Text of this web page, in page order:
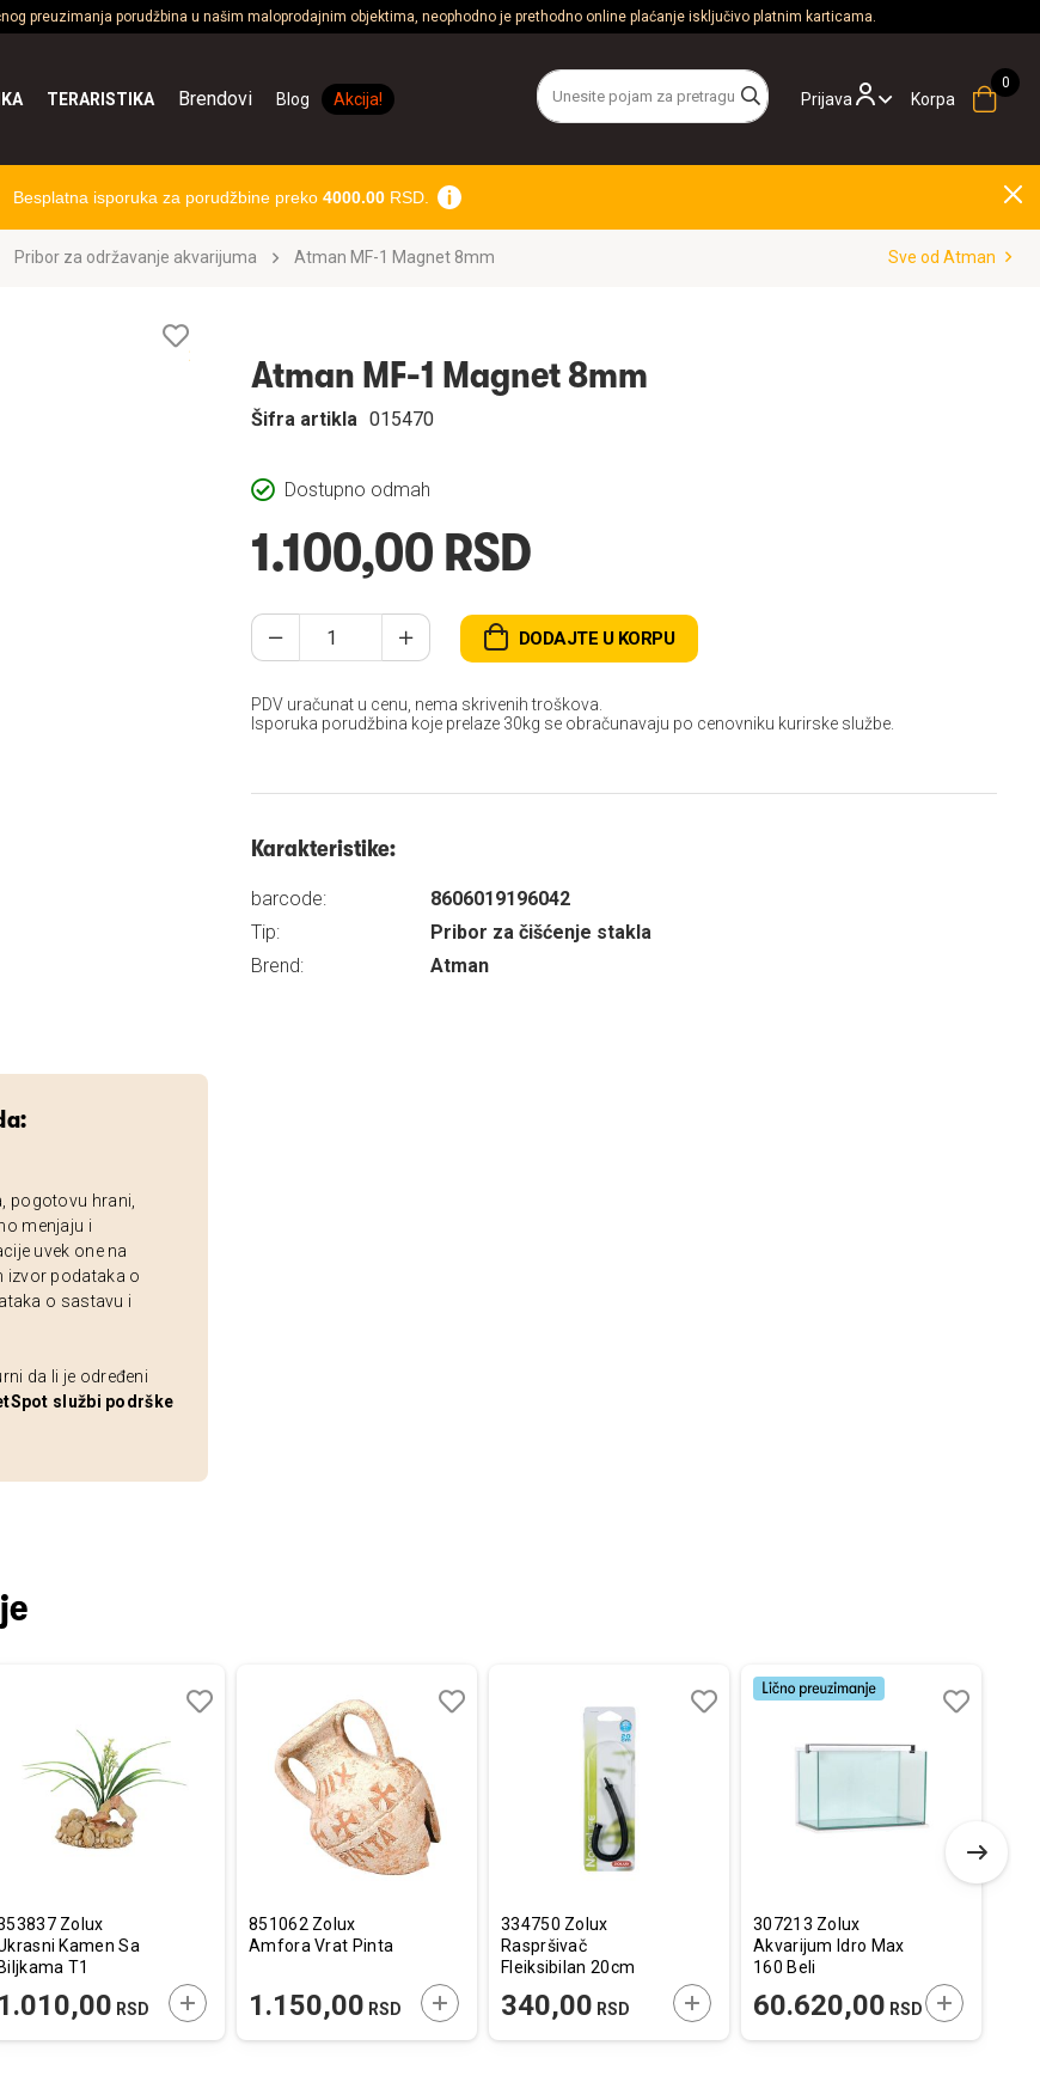
preuzimanja porudžbina u našim maloprodajnim objektima, neophodno je prethodno online plaćanje isključivo platnim karticama.
Prijava
TERARISTIKA Brendovi Blog Akcija! Korpa
Besplatna isporuka za porudžbine preko 4000.00RSD.
Pribor za održavanje akvarijuma Atman MF-1 Magnet 8mm Sve od Atman
pogotovu hrani,
menjaju i
uvek one na
izvor podataka o
o sastavu i
da li je određeni
službi podrške
želja
Atman MF-1 Magnet 8mm
Dostupno odmah
Šifra artikla 015470
1.100,00 RSD
DODAJTE U KORPU
PDV uračunat u cenu, nema skrivenih troškova.
Isporuka porudžbina koje prelaze 30kg se obračunavaju po cenovniku kurirske službe.
Karakteristike:
barcode:
8606019196042
Tip:
Pribor za čišćenje stakla
Brend:
Atman
U KORPU
Zolux
Kamen Sa
T1
1.010,00 RSD DODAJTE U KORPU
želja
851062 Zolux
Amfora Vrat Pinta
1.150,00 RSD DODAJTE U KORPU
334750 Zolux
Raspršivač
Fleiksibilan 20cm
340,00 RSD DODAJTE U KORPU
307213 Zolux
Akvarijum Idro Max
160 Beli
60.620,00 RSD DODAJTE U